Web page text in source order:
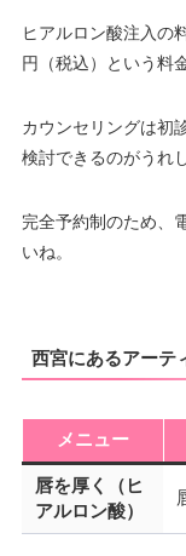
ヒアルロン酸注入の
円（税込）という料
カウンセリングは初
検討できるのがうれ
完全予約制のため、
いね。
西宮にあるアーテ
メニュー
唇を厚く（ヒ
アルロン酸）